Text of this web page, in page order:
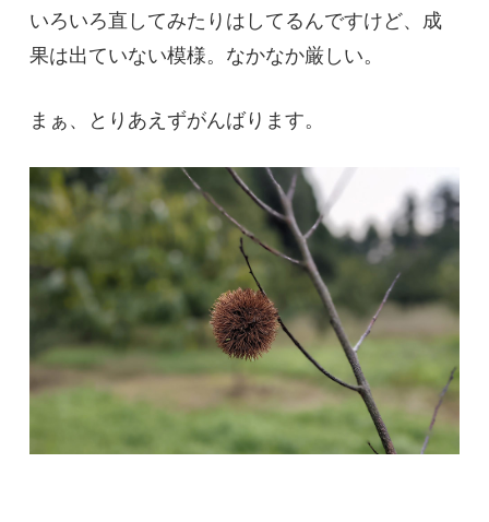
いろいろ直してみたりはしてるんですけど、成
果は出ていない模様。なかなか厳しい。
まぁ、とりあえずがんばります。